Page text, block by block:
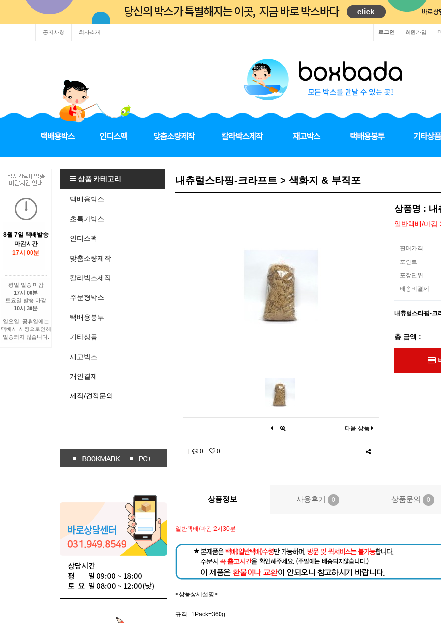
공지사항 회사소개 회원가입
로그인
8월 7일 택배발송
마감시간
17시 00분
평일 발송 마감
17시 00분
토요일 발송 마감
10시 30분
일요일, 공휴일에는
택배사 사정으로인해
발송되지 않습니다.
상품 카테고리
택배용박스
초특가박스
인디스팩
맞춤소량제작
칼라박스제작
주문형박스
택배용봉투
기타상품
재고박스
개인결제
제작/견적문의
내츄럴스타핑-크라프트 > 색화지 & 부직포
다음 상품
0 0
상품명 : 내
일반택배/마감
판매가격
포인트
포장단위
배송비결제
내츄럴스타핑-크
총 금액 :
상품정보 사용후기 0 상품문의 0
일반택배/마감:2시30분
<상품상세설명>
규격 : 1Pack=360g